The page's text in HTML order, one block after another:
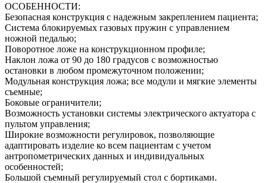
ОСОБЕННОСТИ:
Безопасная конструкция с надежным закреплением пациента;
Система блокируемых газовых пружин с управлением
ножной педалью;
Поворотное ложе на конструкционном профиле;
Наклон ложа от 90 до 180 градусов с возможностью
остановки в любом промежуточном положении;
Модульная конструкция ложа; все модули и мягкие элементы
съемные;
Боковые ограничители;
Возможность установки системы электрического актуатора с
пультом управления;
Широкие возможности регулировок, позволяющие
адаптировать изделие ко всем пациентам с учетом
антропометрических данных и индивидуальных
особенностей;
Большой съемный регулируемый стол с бортиками.